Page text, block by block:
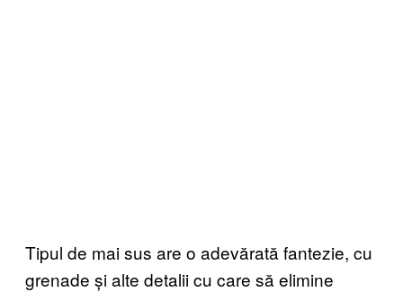
Tipul de mai sus are o adevărată fantezie, cu
grenade și alte detalii cu care să elimine